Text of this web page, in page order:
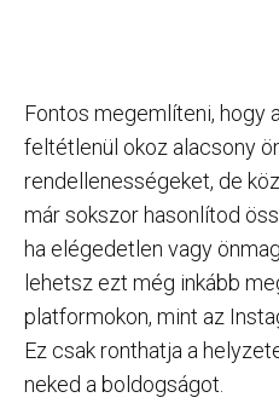
Fontos megemlíteni, hogy
feltétlenül okoz alacsony
rendellenességeket, de
már sokszor hasonlítod
ha elégedetlen vagy
lehetsz ezt még inkább
platformokon, mint az
Ez csak ronthatja a
neked a boldogságot.